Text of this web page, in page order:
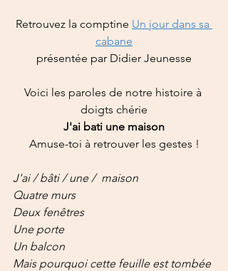
Retrouvez la comptine Un jour dans sa
cabane
présentée par Didier Jeunesse
Voici les paroles de notre histoire à
doigts chérie
J'ai bati une maison
Amuse-toi à retrouver les gestes !
J'ai / bâti / une /  maison
Quatre murs
Deux fenêtres
Une porte
Un balcon
Mais pourquoi cette feuille est tombée